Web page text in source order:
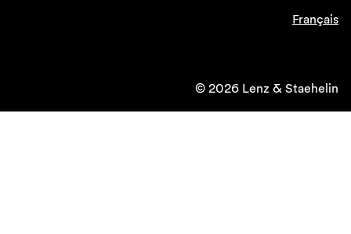
Français
© 2026 Lenz & Staehelin